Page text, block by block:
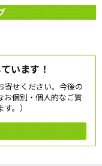
います！
寄せください。今後の
お個別・個人的なご質
。）